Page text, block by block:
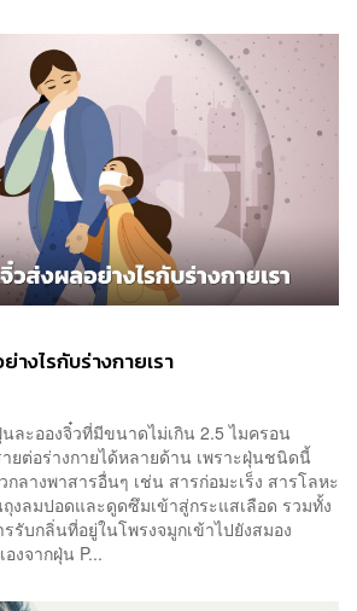
งไรกับร่างกายเรา
ละอองจิ๋วที่มีขนาดไม่เกิน 2.5 ไมครอน
ยต่อร่างกายได้หลายด้าน เพราะฝุ่นชนิดนี้
ลางพาสารอื่นๆ เช่น สารก่อมะเร็ง สารโลหะ
งลมปอดและดูดซึมเข้าสู่กระแสเลือด รวมทั้ง
รับกลิ่นที่อยู่ในโพรงจมูกเข้าไปยังสมอง
งจากฝุ่น P...